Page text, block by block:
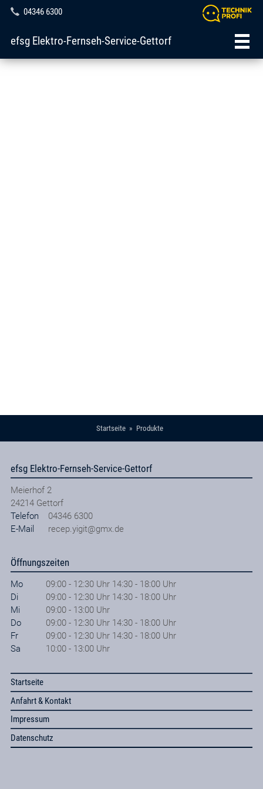
04346 6300
efsg Elektro-Fernseh-Service-Gettorf
Startseite Produkte
efsg Elektro-Fernseh-Service-Gettorf
Meierhof 2
24214 Gettorf
Telefon
04346 6300
E-Mail
recep.yigit@gmx.de
Öffnungszeiten
Mo
09:00 - 12:30 Uhr 14:30 - 18:00 Uhr
Di
09:00 - 12:30 Uhr 14:30 - 18:00 Uhr
Mi
09:00 - 13:00 Uhr
Do
09:00 - 12:30 Uhr 14:30 - 18:00 Uhr
Fr
09:00 - 12:30 Uhr 14:30 - 18:00 Uhr
Sa
10:00 - 13:00 Uhr
Startseite
Anfahrt & Kontakt
Impressum
Datenschutz